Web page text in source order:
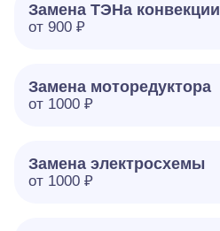
Замена ТЭНа конвекции
от 900 ₽
Замена моторедуктора
от 1000 ₽
Замена электросхемы
от 1000 ₽